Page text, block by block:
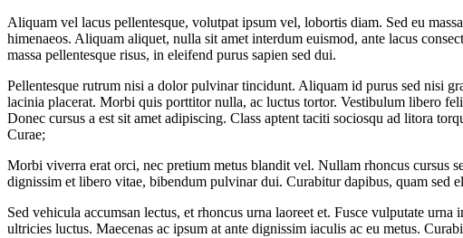
Aliquam vel lacus pellentesque, volutpat ipsum vel, lobortis diam. Sed eu
himenaeos. Aliquam aliquet, nulla sit amet interdum euismod, ante lacus
massa pellentesque risus, in eleifend purus sapien sed dui.
Pellentesque rutrum nisi a dolor pulvinar tincidunt. Aliquam id purus sed nisi
lacinia placerat. Morbi quis porttitor nulla, ac luctus tortor. Vestibulum libero
Donec cursus a est sit amet adipiscing. Class aptent taciti sociosqu ad litora
Curae;
Morbi viverra erat orci, nec pretium metus blandit vel. Nullam rhoncus cursus
dignissim et libero vitae, bibendum pulvinar dui. Curabitur dapibus, quam sed
Sed vehicula accumsan lectus, et rhoncus urna laoreet et. Fusce vulputate
ultricies luctus. Maecenas ac ipsum at ante dignissim iaculis ac eu metus.